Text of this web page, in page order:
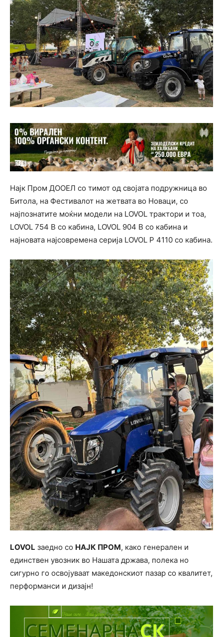
Најк Пром ДООЕЛ со тимот од својата подружница во
Битола, на Фестивалот на жетвата во Новаци, со
најпознатите моќни модели на LOVOL трактори и тоа,
LOVOL 754 B со кабина, LOVOL 904 B со кабина и
најновата најсовремена серија LOVOL P 4110 со кабина.
LOVOL заедно со НАЈК ПРОМ, како генерален и
единствен увозник во Нашата држава, полека но
сигурно го освојуваат македонскиот пазар со квалитет,
перформанси и дизајн!